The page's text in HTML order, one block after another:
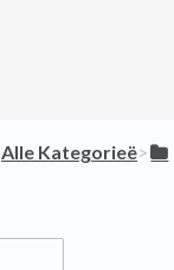
Alle Kategorieë​>​